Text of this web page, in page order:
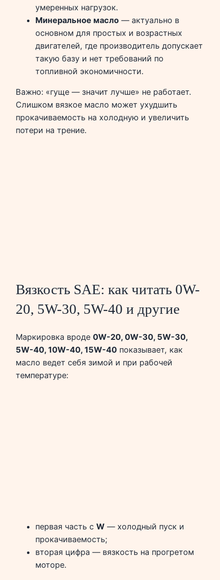
умеренных нагрузок.
Минеральное масло — актуально в
основном для простых и возрастных
двигателей, где производитель допускает
такую базу и нет требований по
топливной экономичности.
Важно: «гуще — значит лучше» не работает.
Слишком вязкое масло может ухудшить
прокачиваемость на холодную и увеличить
потери на трение.
Вязкость SAE: как читать 0W-
20, 5W-30, 5W-40 и другие
Маркировка вроде 0W-20, 0W-30, 5W-30,
5W-40, 10W-40, 15W-40 показывает, как
масло ведет себя зимой и при рабочей
температуре:
первая часть с W — холодный пуск и
прокачиваемость;
вторая цифра — вязкость на прогретом
моторе.